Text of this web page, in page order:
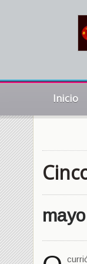
Inicio